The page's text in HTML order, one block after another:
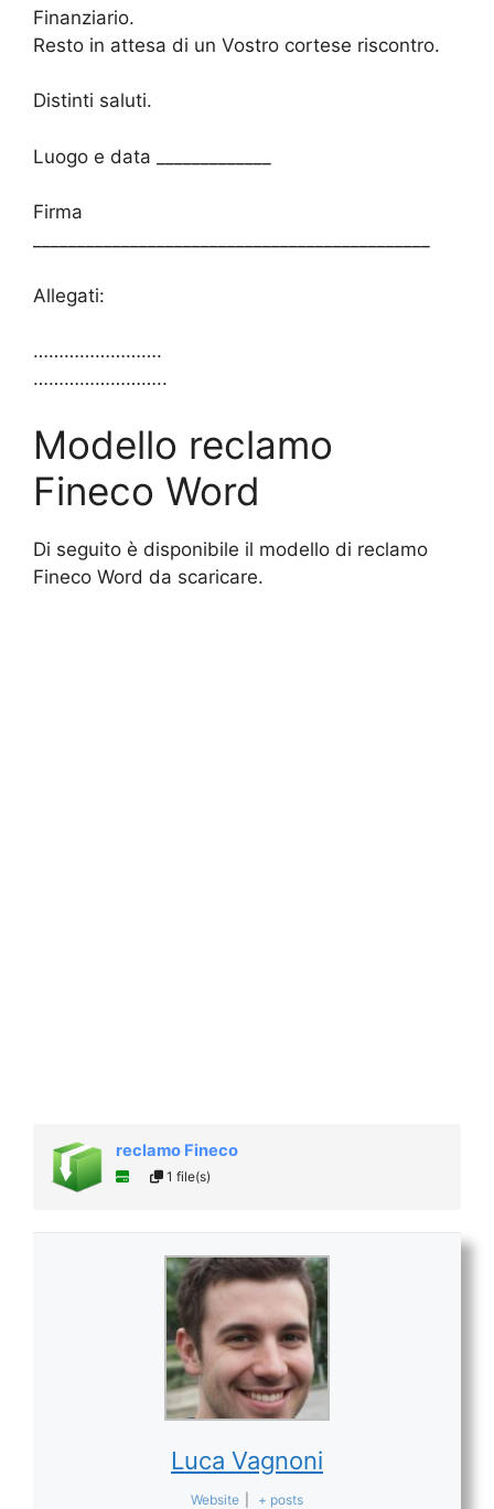
Finanziario.
Resto in attesa di un Vostro cortese riscontro.
Distinti saluti.
Luogo e data _____________
Firma
Allegati:
…………………….
……………………..
Modello reclamo
Fineco Word
Di seguito è disponibile il modello di reclamo
Fineco Word da scaricare.
reclamo Fineco
1 file(s)
Luca Vagnoni
Website + posts